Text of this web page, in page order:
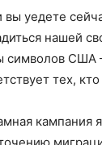
вы уедете
нашей
символов США
тех,
кампания